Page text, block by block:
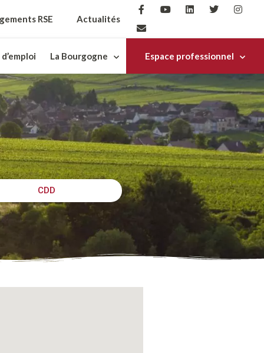
RSE Actualités
La Bourgogne Espace professionnel
CDD